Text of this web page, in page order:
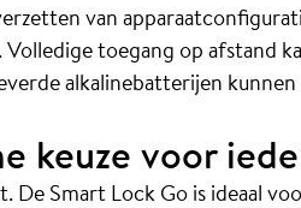
van
toegang op afstand
alkalinebatterijen
keuze voor
Smart Lock Go is ideaal